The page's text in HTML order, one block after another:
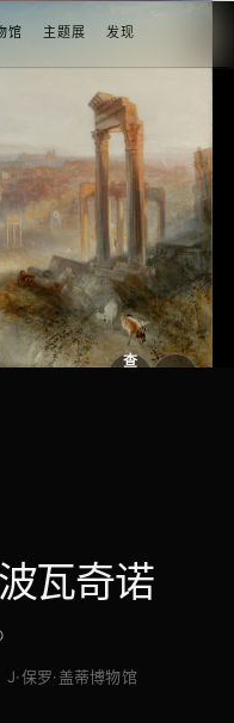
馆 主题展 发现
5
看
查
瓦奇诺
J·保罗·盖蒂博物馆